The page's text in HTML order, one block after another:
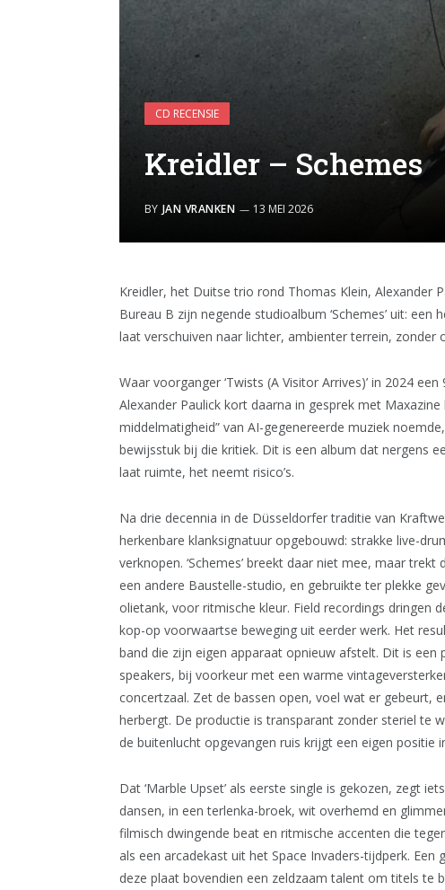
CD RECENSIE
Kreidler – Schemes
BY JAN VRANKEN 13 MEI 2026
Kreidler, het Duitse trio rond Thomas Klein, Alexander
Bureau B zijn negende studioalbum ‘Schemes’ uit:
laat verschuiven naar lichter, ambienter terrein,
Waar voorganger ‘Twists (A Visitor Arrives)’ in 2024
Alexander Paulick kort daarna in gesprek met
middelmatigheid” van AI-gegenereerde muziek
bewijsstuk bij die kritiek. Dit is een album dat nergens
laat ruimte, het neemt risico’s.
Na drie decennia in de Düsseldorfer traditie van
herkenbare klanksignatuur opgebouwd: strakke live-
verknopen. ‘Schemes’ breekt daar niet mee, maar
een andere Baustelle-studio, en gebruikte ter plekke
olietank, voor ritmische kleur. Field recordings dringen
kop-op voorwaartse beweging uit eerder werk. Het
band die zijn eigen apparaat opnieuw afstelt. Dit is
speakers, bij voorkeur met een warme
concertzaal. Zet de bassen open, voel wat er gebeurt,
herbergt. De productie is transparant zonder steriel te
de buitenlucht opgevangen ruis krijgt een eigen positie
Dat ‘Marble Upset’ als eerste single is gekozen, zegt
dansen, in een terlenka-broek, wit overhemd en
filmisch dwingende beat en ritmische accenten die
als een arcadekast uit het Space Invaders-tijdperk.
deze plaat bovendien een zeldzaam talent om titels te